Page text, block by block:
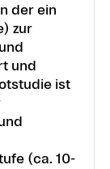
der ein
zur
und
ist
(ca. 10-